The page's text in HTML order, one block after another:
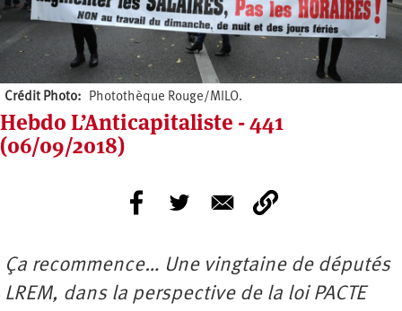
Crédit Photo Photothèque Rouge/MILO.
Hebdo L’Anticapitaliste - 441
(06/09/2018)
Ça recommence… Une vingtaine de députés
LREM, dans la perspective de la loi PACTE